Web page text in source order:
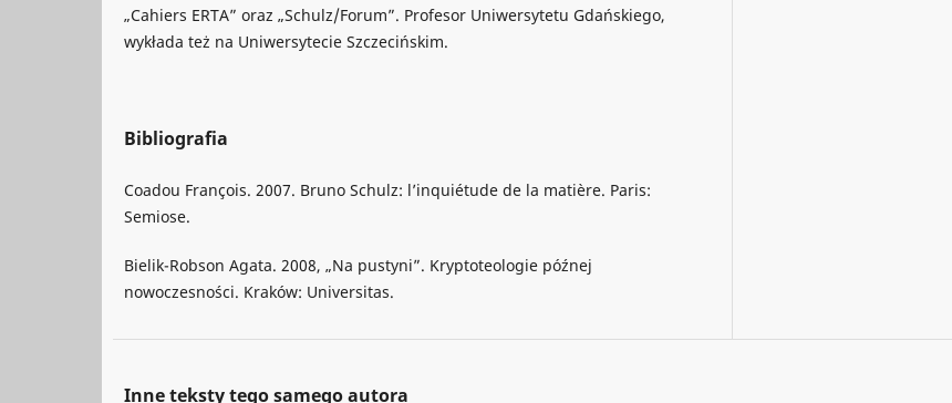
„Cahiers ERTA” oraz „Schulz/Forum”. Profesor Uniwersytetu Gdańskiego,
wykłada też na Uniwersytecie Szczecińskim.
Bibliografia
Coadou François. 2007. Bruno Schulz: l’inquiétude de la matière. Paris:
Semiose.
Bielik-Robson Agata. 2008, „Na pustyni”. Kryptoteologie późnej
nowoczesności. Kraków: Universitas.
Inne teksty tego samego autora